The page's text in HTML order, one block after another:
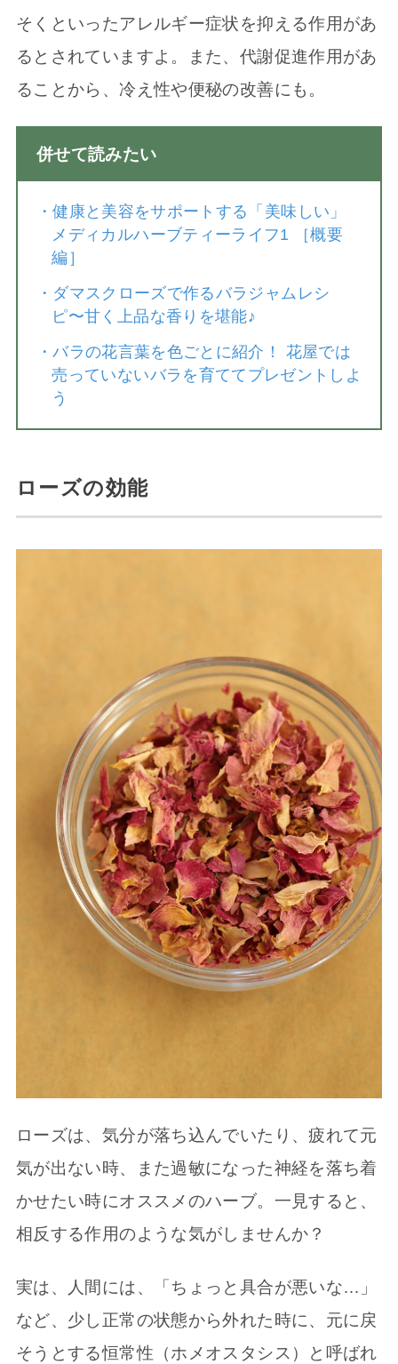
そくといったアレルギー症状を抑える作用があ
るとされていますよ。また、代謝促進作用があ
ることから、冷え性や便秘の改善にも。
併せて読みたい
・健康と美容をサポートする「美味しい」
メディカルハーブティーライフ1 ［概要
編］
・ ダマスクローズで作るバラジャムレシ
ピ〜甘く上品な香りを堪能♪
・バラの花言葉を色ごとに紹介！ 花屋では
売っていないバラを育ててプレゼントしよ
う
ローズの効能
ローズは、気分が落ち込んでいたり、疲れて元
気が出ない時、また過敏になった神経を落ち着
かせたい時にオススメのハーブ。一見すると、
相反する作用のような気がしませんか？
実は、人間には、「ちょっと具合が悪いな…」
など、少し正常の状態から外れた時に、元に戻
そうとする恒常性（ホメオスタシス）と呼ばれ